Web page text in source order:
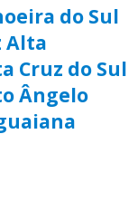
do Sul
Alta
Cruz do Sul
Ângelo